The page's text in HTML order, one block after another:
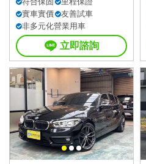
實車實價
友善試車
非多元化營業用車
立即諮詢